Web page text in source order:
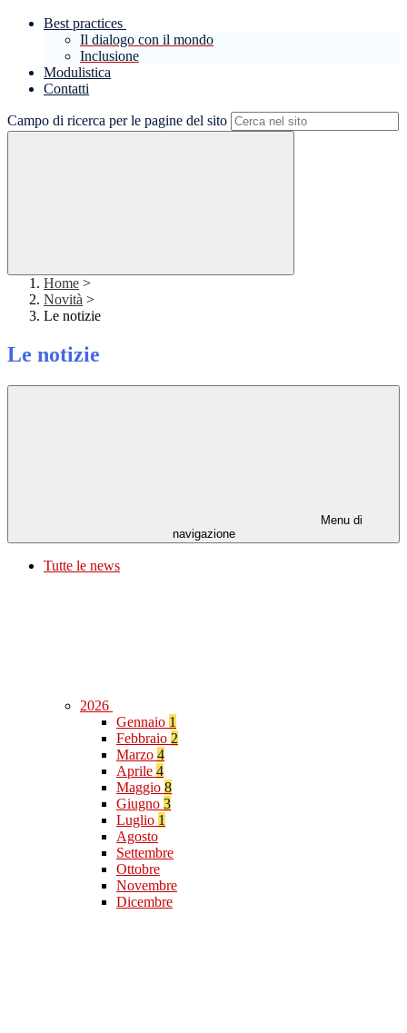
Best practices
Il dialogo con il mondo
Inclusione
Modulistica
Contatti
Campo di ricerca per le pagine del sito
Home >
Novità >
Le notizie
Le notizie
Menu di
navigazione
Tutte le news
2026
Gennaio 1
Febbraio 2
Marzo 4
Aprile 4
Maggio 8
Giugno 3
Luglio 1
Agosto
Settembre
Ottobre
Novembre
Dicembre